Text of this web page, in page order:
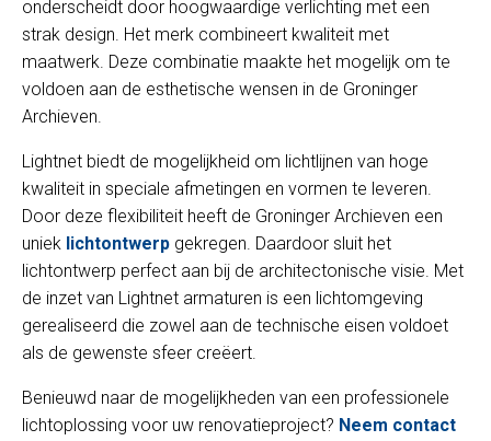
onderscheidt door hoogwaardige verlichting met een
strak design. Het merk combineert kwaliteit met
maatwerk. Deze combinatie maakte het mogelijk om te
voldoen aan de esthetische wensen in de Groninger
Archieven.
Lightnet biedt de mogelijkheid om lichtlijnen van hoge
kwaliteit in speciale afmetingen en vormen te leveren.
Door deze flexibiliteit heeft de Groninger Archieven een
uniek lichtontwerp gekregen. Daardoor sluit het
lichtontwerp perfect aan bij de architectonische visie. Met
de inzet van Lightnet armaturen is een lichtomgeving
gerealiseerd die zowel aan de technische eisen voldoet
als de gewenste sfeer creëert.
Benieuwd naar de mogelijkheden van een professionele
lichtoplossing voor uw renovatieproject? Neem contact